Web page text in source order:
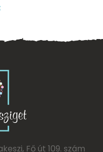
Fő út 109. szám